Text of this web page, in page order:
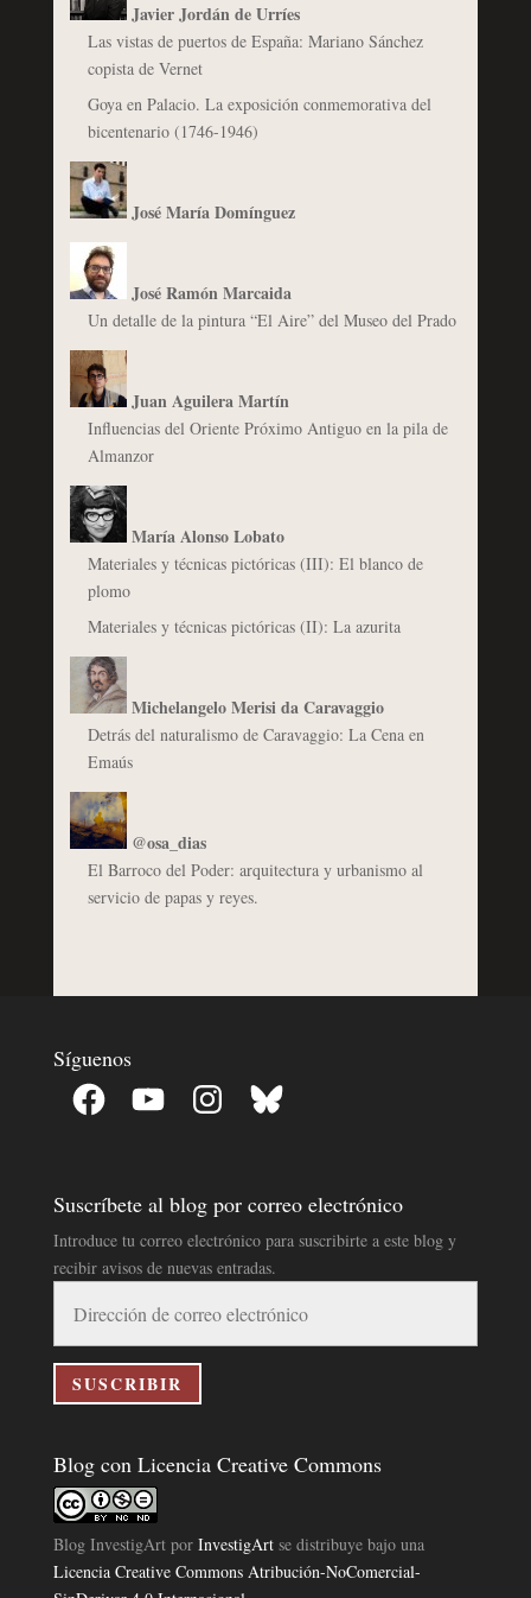
Javier Jordán de Urríes
Las vistas de puertos de España: Mariano Sánchez
copista de Vernet
Goya en Palacio. La exposición conmemorativa del
bicentenario (1746-1946)
José María Domínguez
José Ramón Marcaida
Un detalle de la pintura “El Aire” del Museo del Prado
Juan Aguilera Martín
Influencias del Oriente Próximo Antiguo en la pila de
Almanzor
María Alonso Lobato
Materiales y técnicas pictóricas (III): El blanco de
plomo
Materiales y técnicas pictóricas (II): La azurita
Michelangelo Merisi da Caravaggio
Detrás del naturalismo de Caravaggio: La Cena en
Emaús
@osa_dias
El Barroco del Poder: arquitectura y urbanismo al
servicio de papas y reyes.
Síguenos
Facebook YouTube InstagramBluesky
Suscríbete al blog por correo electrónico
Introduce tu correo electrónico para suscribirte a este blog y
recibir avisos de nuevas entradas.
correo
electrónico
SUSCRIBIR
Blog con Licencia Creative Commons
Blog InvestigArtpor InvestigArtse distribuye bajo una
Licencia Creative Commons Atribución-NoComercial-